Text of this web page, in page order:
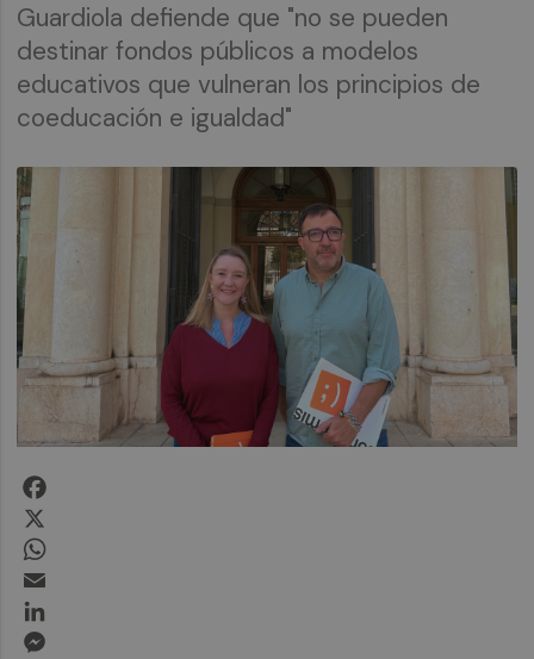
Guardiola defiende que "no se pueden
destinar fondos públicos a modelos
educativos que vulneran los principios de
coeducación e igualdad"